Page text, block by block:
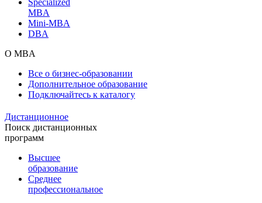
MBA
Mini-MBA
DBA
О MBA
Все о бизнес-образовании
Дополнительное образование
Подключайтесь к каталогу
Дистанционное
Поиск дистанционных
программ
Высшее
образование
Среднее
профессиональное